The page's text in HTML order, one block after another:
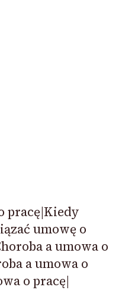
pracę|Kiedy
umowę o
a umowa o
a umowa o
o pracę|